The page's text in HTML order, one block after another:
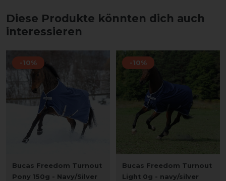
Diese Produkte könnten dich auch
interessieren
-10%
Bucas Freedom Turnout
Pony 150g - Navy/Silver
-10%
Bucas Freedom Turnout
Light 0g - navy/silver